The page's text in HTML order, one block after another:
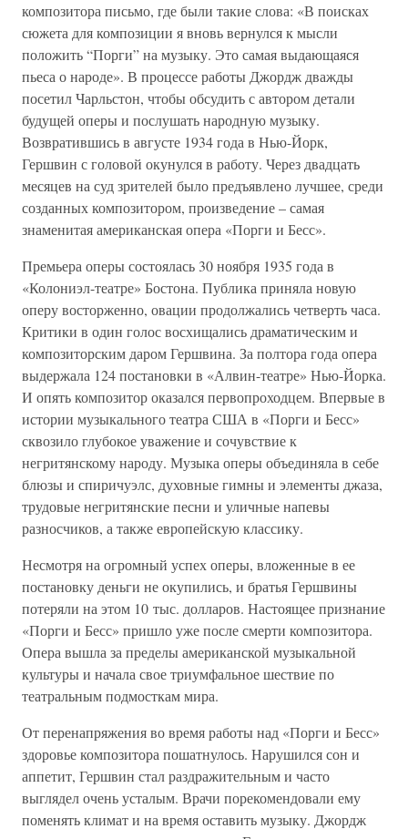
композитора письмо, где были такие слова: «В поисках
сюжета для композиции я вновь вернулся к мысли
положить “Порги” на музыку. Это самая выдающаяся
пьеса о народе». В процессе работы Джордж дважды
посетил Чарльстон, чтобы обсудить с автором детали
будущей оперы и послушать народную музыку.
Возвратившись в августе 1934 года в Нью-Йорк,
Гершвин с головой окунулся в работу. Через двадцать
месяцев на суд зрителей было предъявлено лучшее, среди
созданных композитором, произведение – самая
знаменитая американская опера «Порги и Бесс».
Премьера оперы состоялась 30 ноября 1935 года в
«Колониэл-театре» Бостона. Публика приняла новую
оперу восторженно, овации продолжались четверть часа.
Критики в один голос восхищались драматическим и
композиторским даром Гершвина. За полтора года опера
выдержала 124 постановки в «Алвин-театре» Нью-Йорка.
И опять композитор оказался первопроходцем. Впервые в
истории музыкального театра США в «Порги и Бесс»
сквозило глубокое уважение и сочувствие к
негритянскому народу. Музыка оперы объединяла в себе
блюзы и спиричуэлс, духовные гимны и элементы джаза,
трудовые негритянские песни и уличные напевы
разносчиков, а также европейскую классику.
Несмотря на огромный успех оперы, вложенные в ее
постановку деньги не окупились, и братья Гершвины
потеряли на этом 10 тыс. долларов. Настоящее признание
«Порги и Бесс» пришло уже после смерти композитора.
Опера вышла за пределы американской музыкальной
культуры и начала свое триумфальное шествие по
театральным подмосткам мира.
От перенапряжения во время работы над «Порги и Бесс»
здоровье композитора пошатнулось. Нарушился сон и
аппетит, Гершвин стал раздражительным и часто
выглядел очень усталым. Врачи порекомендовали ему
поменять климат и на время оставить музыку. Джордж